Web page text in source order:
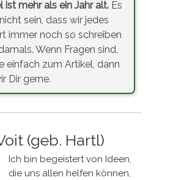
ist mehr als ein Jahr alt. Es
sein, dass wir jedes
immer noch so schreiben
Wenn Fragen sind,
einfach zum Artikel, dann
Dir gerne.
(geb. Hartl)
Ich bin begeistert von Ideen,
die uns allen helfen können,